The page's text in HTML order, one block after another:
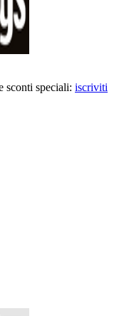
sconti speciali: iscriviti